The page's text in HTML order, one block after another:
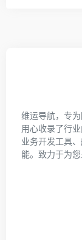
维运导航，专
用心收录了行
业务开发工具
能。致力于为